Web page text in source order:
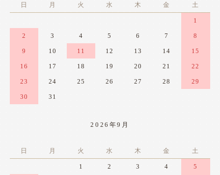
日 月 火 水 木 金 土
1
2 3 4 5 6 7 8
9 10 11 12 13 14 15
16 17 18 19 20 21 22
23 24 25 26 27 28 29
30 31
2026年9月
日 月 火 水 木 金 土
1 2 3 4 5